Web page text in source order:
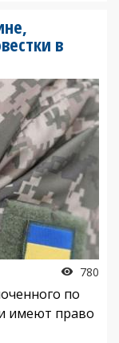
в
780
по
имеют право